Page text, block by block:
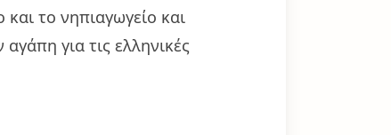
και το νηπιαγωγείο και
για τις ελληνικές